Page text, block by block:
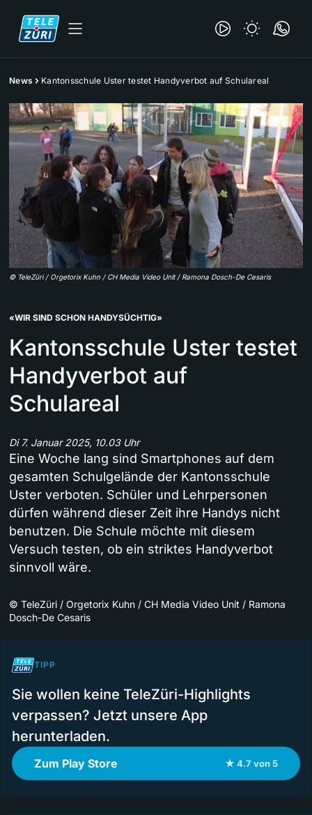
News Kantonsschule Uster testet Handyverbot auf Schulareal
© TeleZüri / Orgetorix Kuhn / CH Media Video Unit / Ramona Dosch-De Cesaris
«WIR SIND SCHON HANDYSÜCHTIG»
Kantonsschule Uster testet
Handyverbot auf
Schulareal
Di 7. Januar 2025, 10.03 Uhr
Eine Woche lang sind Smartphones auf dem
gesamten Schulgelände der Kantonsschule
Uster verboten. Schüler und Lehrpersonen
dürfen während dieser Zeit ihre Handys nicht
benutzen. Die Schule möchte mit diesem
Versuch testen, ob ein striktes Handyverbot
sinnvoll wäre.
© TeleZüri / Orgetorix Kuhn / CH Media Video Unit / Ramona
Dosch-De Cesaris
TIPP
Sie wollen keine TeleZüri-Highlights
verpassen? Jetzt unsere App
herunterladen.
Zum Play Store ★ 4.7 von 5